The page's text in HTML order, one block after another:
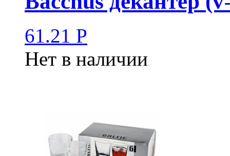
61.21 Р
Нет в наличии